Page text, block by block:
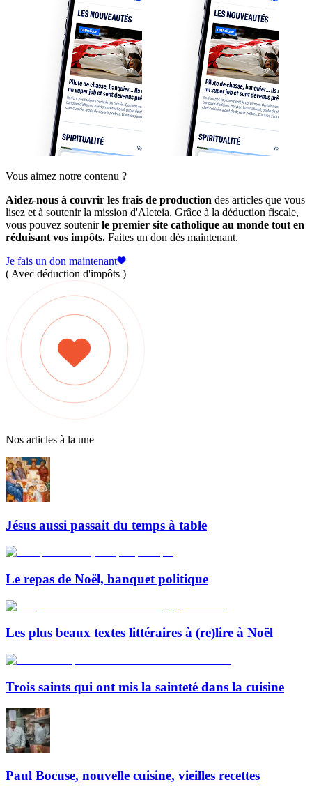
Vous aimez notre contenu ?
Aidez-nous à couvrir les frais de production des articles que vous
lisez et à soutenir la mission d'Aleteia. Grâce à la déduction fiscale,
vous pouvez soutenirle premier site catholique au monde tout en
réduisant vos impôts. Faites un don dès maintenant.
Je fais un don maintenant
( Avec déduction d'impôts )
Nos articles à la une
Jésus aussi passait du temps à table
Le repas de Noël, banquet politique
Les plus beaux textes littéraires à (re)lire à Noël
Trois saints qui ont mis la sainteté dans la cuisine
Paul Bocuse, nouvelle cuisine, vieilles recettes